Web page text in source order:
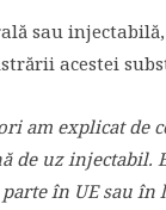
sau
acestei
am explicat de
de uz injectabil.
în UE sau în